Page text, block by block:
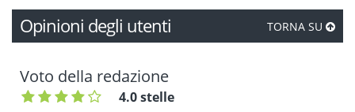
Opinioni degli utenti TORNA SU
Voto della redazione
4.0 stelle